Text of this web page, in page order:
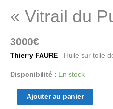
« Vitrail du
3000€
Thierry FAURE Huile sur toile
Disponibilité : En stock
Ajouter au panier